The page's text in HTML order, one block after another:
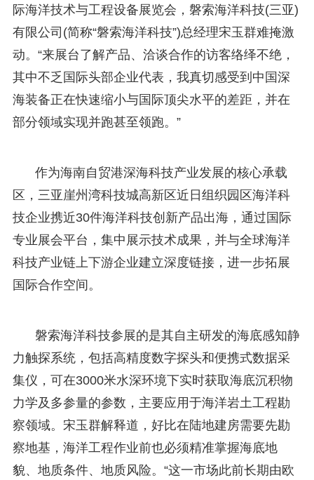
际海洋技术与工程设备展览会，磐索海洋科技(三亚)
有限公司(简称“磐索海洋科技”)总经理宋玉群难掩激
动。“来展台了解产品、洽谈合作的访客络绎不绝，
其中不乏国际头部企业代表，我真切感受到中国深
海装备正在快速缩小与国际顶尖水平的差距，并在
部分领域实现并跑甚至领跑。”
作为海南自贸港深海科技产业发展的核心承载
区，三亚崖州湾科技城高新区近日组织园区海洋科
技企业携近30件海洋科技创新产品出海，通过国际
专业展会平台，集中展示技术成果，并与全球海洋
科技产业链上下游企业建立深度链接，进一步拓展
国际合作空间。
磐索海洋科技参展的是其自主研发的海底感知静
力触探系统，包括高精度数字探头和便携式数据采
集仪，可在3000米水深环境下实时获取海底沉积物
力学及多参量的参数，主要应用于海洋岩土工程勘
察领域。宋玉群解释道，好比在陆地建房需要先勘
察地基，海洋工程作业前也必须精准掌握海底地
貌、地质条件、地质风险。“这一市场此前长期由欧